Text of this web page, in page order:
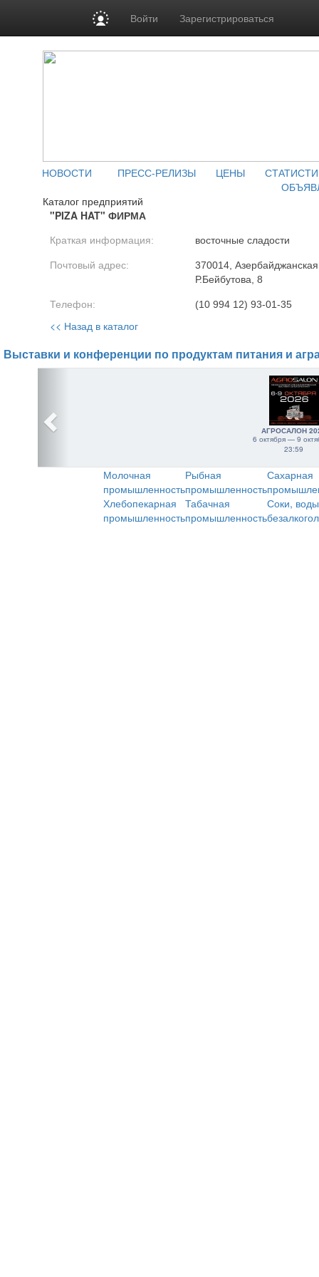
Войти Зарегистрироваться
НОВОСТИ ПРЕСС-РЕЛИЗЫ ЦЕНЫ
Каталог предприятий
"PIZA HAT" ФИРМА
Краткая информация: восточные сладости
Почтовый адрес:
370014, Азербайджанская
Р.Бейбутова, 8
Телефон: (10 994 12) 93-01-35
<< Назад в каталог
Выставки и конференции по продуктам питания и
АГРОСАЛОН
6 октября — 9
23:59
Молочная
промышленность
Рыбная
промышленность
Сахарная
Хлебопекарная
промышленность
Табачная
промышленность
Соки,